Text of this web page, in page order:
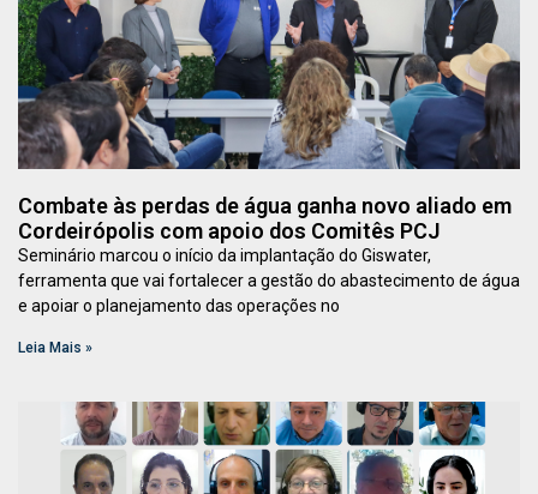
Combate às perdas de água ganha novo aliado em
Cordeirópolis com apoio dos Comitês PCJ
Seminário marcou o início da implantação do Giswater,
ferramenta que vai fortalecer a gestão do abastecimento de água
e apoiar o planejamento das operações no
Leia Mais »